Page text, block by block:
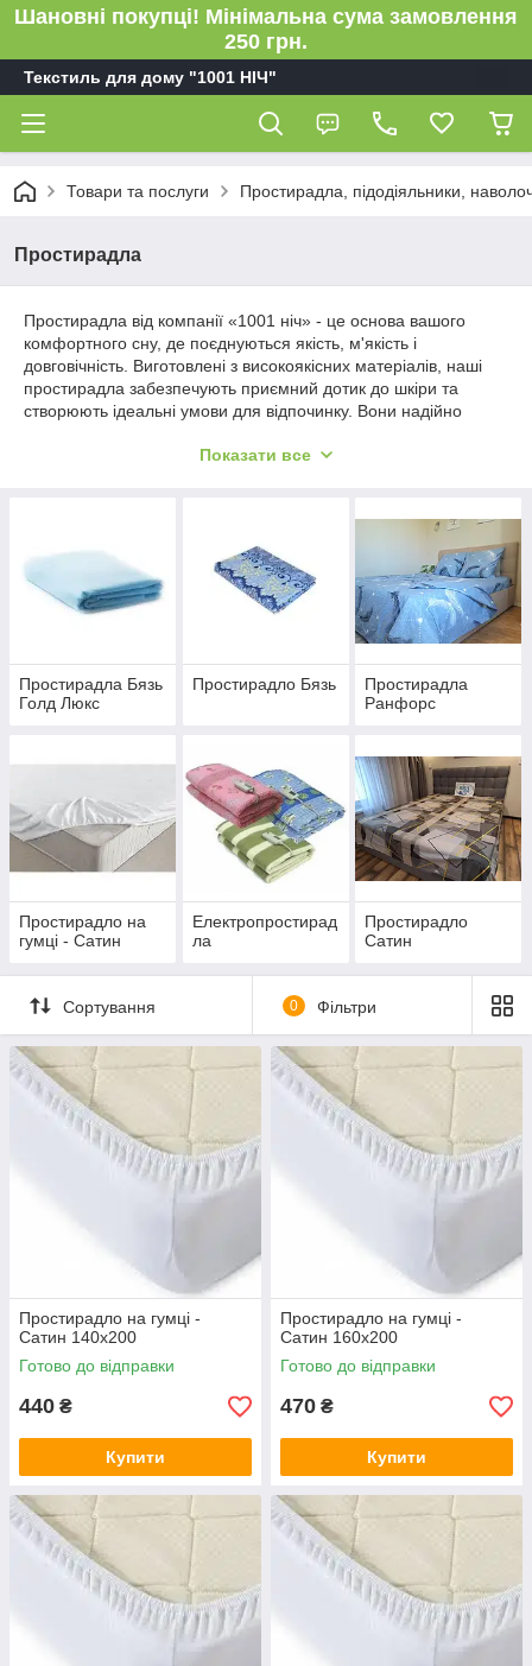
Шановні покупці! Мінімальна сума замовлення
250 грн.
Текстиль для дому "1001 НІЧ"
Товари та послуги Простирадла, підодіяльники,
Простирадла
Простирадла від компанії «1001 ніч» - це основа вашого
комфортного сну, де поєднуються якість, м'якість і
довговічність. Виготовлені з високоякісних матеріалів, наші
простирадла забезпечують приємний дотик до шкіри та
створюють ідеальні умови для відпочинку. Вони надійно
вигляд протягом усієї ночі. Простирадла від «1001 ніч»
Зробіть вибір на користь простирадлом від «1001 ніч» та
насолоджуйтесь комфортом щоночі.
Показати все
Простирадла Бязь
Голд Люкс
Простирадло Бязь
Простирадла
Ранфорс
Простирадло на
гумці - Сатин
Електропростирад
ла
Простирадло
Сатин
Сортування 0 Фільтри
Простирадло на гумці -
Сатин 140х200
Готово до відправки
440 ₴
Купити
Простирадло на гумці -
Сатин 160х200
Готово до відправки
470 ₴
Купити